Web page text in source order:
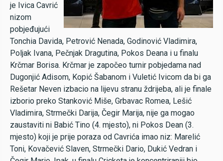
je Ivica Cavrić
nizom
pobjeđujući
Tonchia Davida, Petrović Nenada, Godinović Vladimira,
Poljak Ivana, Pečnjak Dragutina, Pokos Deana i u finalu
Krčmar Borisa. Krčmar je započeo turnir pobjedama nad
Dugonjić Adisom, Kopić Šabanom i Vuletić Ivicom da bi ga
Rešetar Neven izbacio na lijevu stranu ždrijeba, ali je finale
izborio preko Stanković Miše, Grbavac Romea, Lešić
Vladimira, Strmečki Darija, Čegir Marija, nije ga mogao
zaustaviti ni Babić Tino (4. mjesto), ni Pokos Dean (3.
mjesto) koji je prije poraza od Cavrića imao niz: Marelić
Toni, Kovačević Slaven, Strmečki Dario, Dukić Vedran i